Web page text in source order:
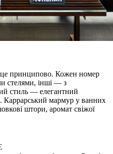
це принципово. Кожен номер
стелями, інші — з
стиль — елегантний
Каррарський мармур у ванних
штори, аромат свіжої